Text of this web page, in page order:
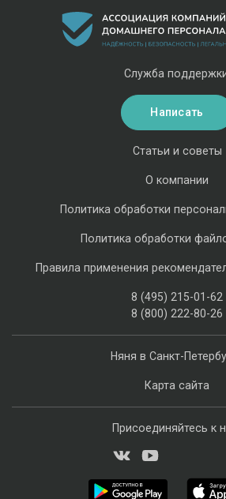
Няня в Санкт-
Карта сайта
Статьи и советы
О компании
Политика обработки
Политика обработки
Правила применения
8 (495) 215-01-62
8 (800) 222-80-26
Служба
Написать
Присоединяйтесь к